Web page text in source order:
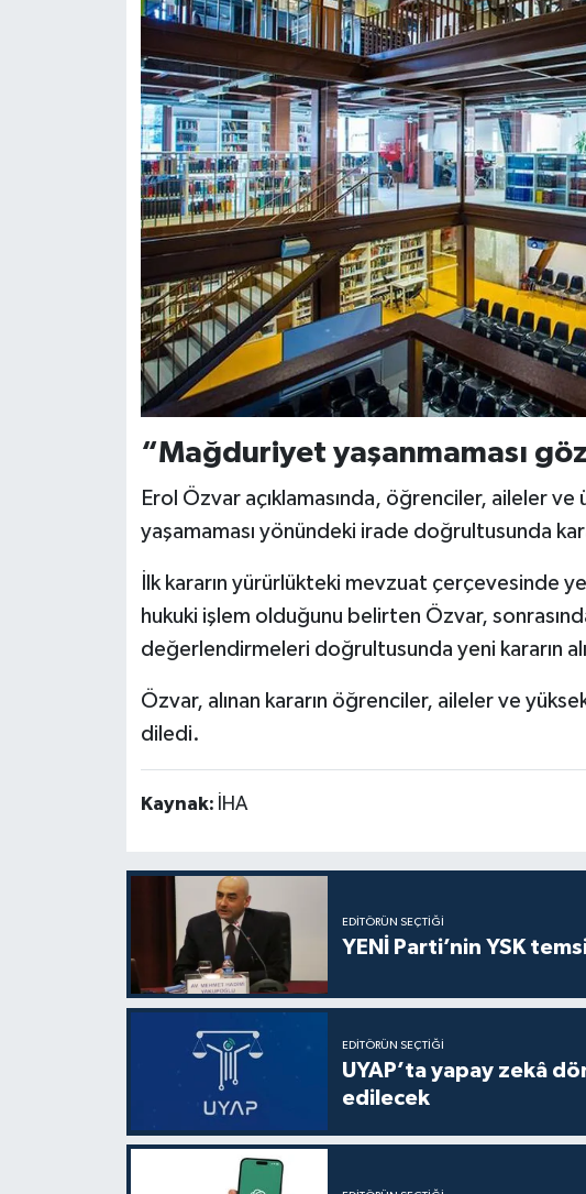
“Mağduriyet yaşanmaması
Erol Özvar açıklamasında, öğrenciler, aileler ve
yaşamaması yönündeki irade doğrultusunda
İlk kararın yürürlükteki mevzuat çerçevesinde
hukuki işlem olduğunu belirten Özvar,
değerlendirmeleri doğrultusunda yeni kararın
Özvar, alınan kararın öğrenciler, aileler ve
diledi.
Kaynak: İHA
EDITÖRÜN SEÇTIĞI
YENİ Parti’nin YSK
EDITÖRÜN SEÇTIĞI
UYAP’ta yapay zekâ
edilecek